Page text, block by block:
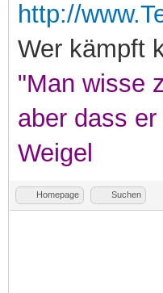
http://
Wer kämpft
"Man wisse
aber dass
Weigel
Homepage Suchen